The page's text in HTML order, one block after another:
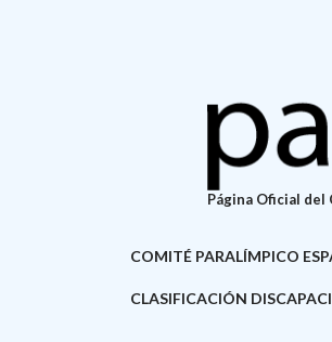
Página Oficial del
COMITÉ PARALÍMPICO
CLASIFICACIÓN